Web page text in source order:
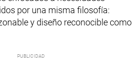
por una misma filosofía:
y diseño reconocible como